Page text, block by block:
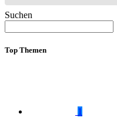
Suchen
Top Themen
1